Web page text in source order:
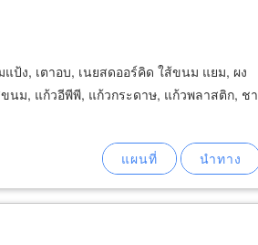
แป้ง, เตาอบ, เนยสดออร์คิด ใส้ขนม แยม, ผง
นม, แก้วอีพีพี, แก้วกระดาษ, แก้วพลาสติก, ชา